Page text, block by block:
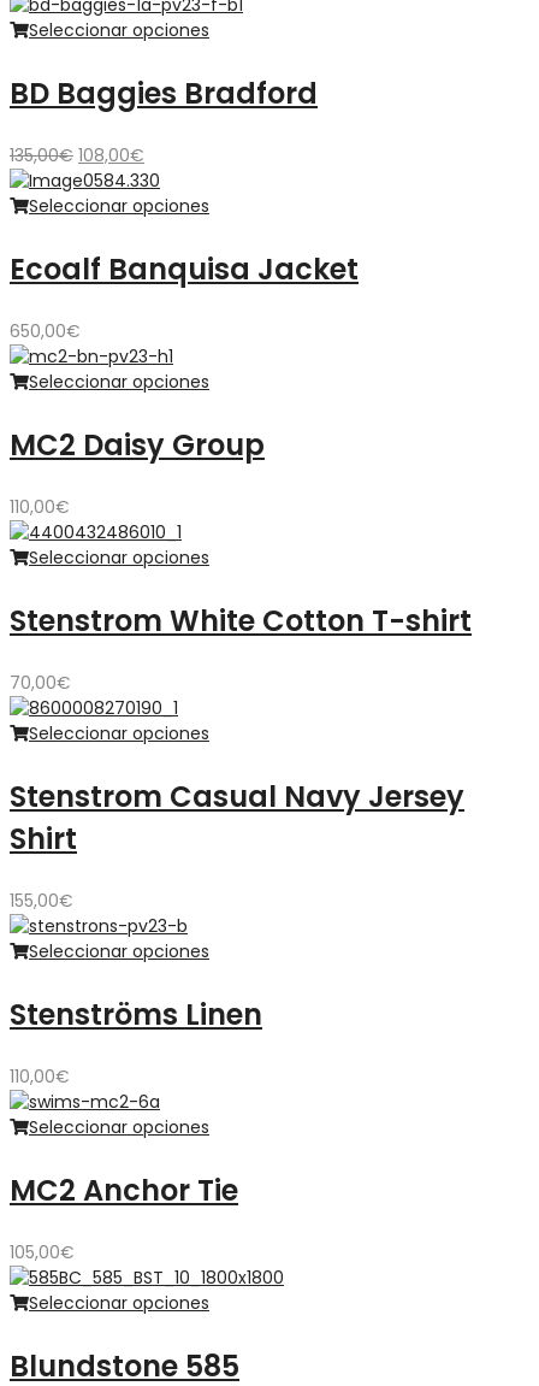
Seleccionar opciones
BD Baggies Bradford
135,00€ El
precio
original
135,00€.
108,00€
precio
actual
108,00€.
Seleccionar opciones
Ecoalf Banquisa Jacket
650,00€
Seleccionar opciones
MC2 Daisy Group
110,00€
Seleccionar opciones
Stenstrom White Cotton T-shirt
70,00€
Seleccionar opciones
Stenstrom Casual Navy Jersey
Shirt
155,00€
Seleccionar opciones
Stenströms Linen
110,00€
Seleccionar opciones
MC2 Anchor Tie
105,00€
Seleccionar opciones
Blundstone 585